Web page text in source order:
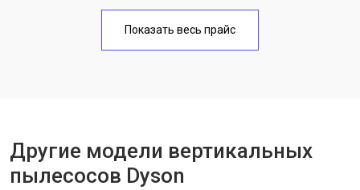
Показать весь прайс
Другие модели вертикальных
пылесосов Dyson